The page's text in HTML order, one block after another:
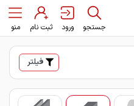
جستجو ورود ثبت نام منو
فیلتر